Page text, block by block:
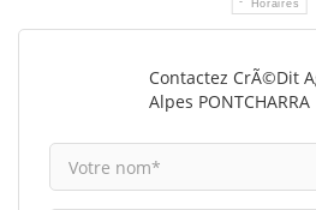
Horaires
Contactez CrÃ©dit
Alpes PONTCHARRA